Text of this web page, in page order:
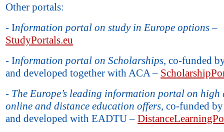
Other portals:
- Information portal on study in Europe options–
StudyPortals.eu
- Information portal on Scholarships, co-funded
and developed together with ACA –
- The Europe’s leading information portal on
online and distance education offers, co-funded
and developed with EADTU –